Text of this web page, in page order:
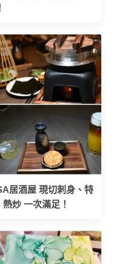
居酒屋 現切刺身、特
炒 一次滿足！